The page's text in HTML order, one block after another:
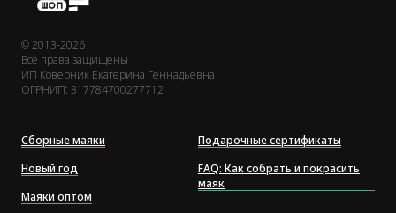
© 2013-2026
Все права защищены
ИП Коверник Екатерина Геннадьевна
ОГРНИП: 317784700277712
Сборные маяки
Новый год
Маяки оптом
Подарочные сертификаты
FAQ: Как собрать и покрасить
маяк